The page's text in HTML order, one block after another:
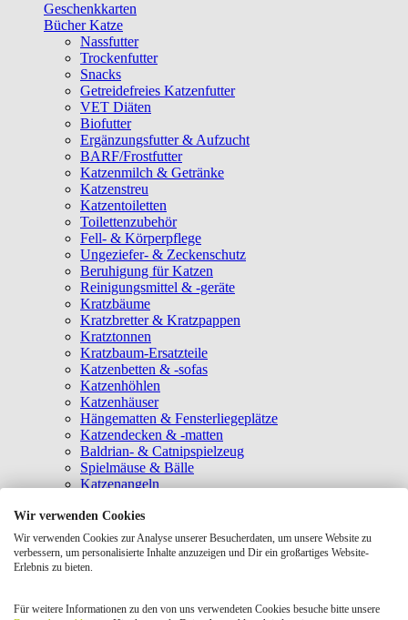
Geschenkkarten
Bücher Katze
Nassfutter
Trockenfutter
Snacks
Getreidefreies Katzenfutter
VET Diäten
Biofutter
Ergänzungsfutter & Aufzucht
BARF/Frostfutter
Katzenmilch & Getränke
Katzenstreu
Katzentoiletten
Toilettenzubehör
Fell- & Körperpflege
Ungeziefer- & Zeckenschutz
Beruhigung für Katzen
Reinigungsmittel & -geräte
Kratzbäume
Kratzbretter & Kratzpappen
Kratztonnen
Kratzbaum-Ersatzteile
Katzenbetten & -sofas
Katzenhöhlen
Katzenhäuser
Hängematten & Fensterliegeplätze
Katzendecken & -matten
Baldrian- & Catnipspielzeug
Spielmäuse & Bälle
Katzenangeln
Laserpointer & Elektrospielzeug
Katzentunnel
Clicker & Target Sticks für Katzen
Weiteres Katzenspielzeug
Tragetaschen
Wir verwenden Cookies
Wir verwenden Cookies zur Analyse unserer Besucherdaten, um unsere Website zu
verbessern, um personalisierte Inhalte anzuzeigen und Dir ein großartiges Website-
Erlebnis zu bieten.
Für weitere Informationen zu den von uns verwendeten Cookies besuche bitte unsere